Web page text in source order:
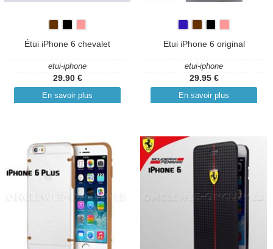
Étui iPhone 6 chevalet
etui-iphone
29.90 €
En savoir plus
Etui iPhone 6 original
etui-iphone
29.95 €
En savoir plus